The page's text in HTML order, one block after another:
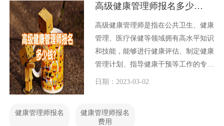
高级健康管理师报名多少钱？
高级健康管理师是指在公共卫生、健康
管理、医疗保健等领域拥有高水平知识
和技能，能够进行健康评估、制定健康
管理计划、指导健康干预等工作的专业
人士。这是一项非常重要的工作，因为
康管理师，因此在这篇文章中，我们将
日期：2023-03-02
健康管理师报名
健康管理师报名
费用